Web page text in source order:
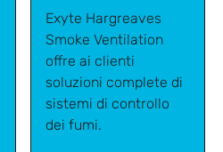
Exyte Hargreaves
Smoke Ventilation
offre ai clienti
soluzioni complete di
sistemi di controllo
dei fumi.